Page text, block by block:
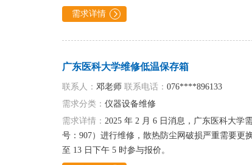
需求详情 
广东医科大学维修低温保存箱
联系人： 邓老师 联系电话： 076****896133
需求分类： 仪器设备维修
需求详情： 2025 年 2 月 6 日消息，广东医科大学
号：907）进行维修，散热防尘网破损严重需要更
至 13 日下午 5 时参与报价。